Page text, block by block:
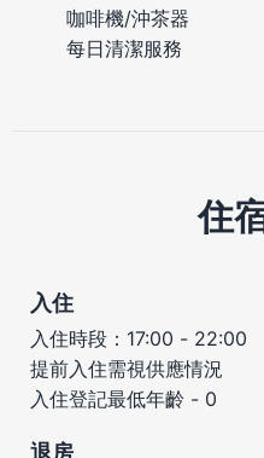
咖啡機/沖茶器
每日清潔服務
住
入住
入住時段：17:00 - 22:00
提前入住需視供應情況
入住登記最低年齡 - 0
退房